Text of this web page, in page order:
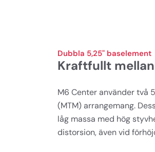
Dubbla 5,25" baselement
Kraftfullt
M6 Center använder två
(MTM) arrangemang.
låg massa med hög
distorsion, även vid